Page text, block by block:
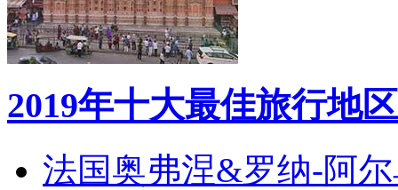
2019年十大最佳旅行地区
法国奥弗涅&罗纳-阿